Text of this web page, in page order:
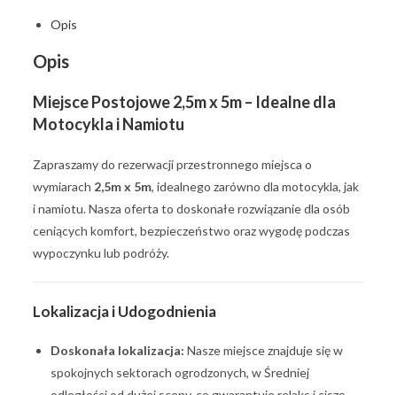
Opis
Opis
Miejsce Postojowe 2,5m x 5m – Idealne dla
Motocykla i Namiotu
Zapraszamy do rezerwacji przestronnego miejsca o
wymiarach 2,5m x 5m, idealnego zarówno dla motocykla, jak
i namiotu. Nasza oferta to doskonałe rozwiązanie dla osób
ceniących komfort, bezpieczeństwo oraz wygodę podczas
wypoczynku lub podróży.
Lokalizacja i Udogodnienia
Doskonała lokalizacja: Nasze miejsce znajduje się w
spokojnych sektorach ogrodzonych, w Średniej